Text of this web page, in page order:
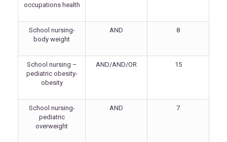
occupations health
School nursing-
body weight
AND 8
School nursing –
pediatric obesity-
obesity
AND/AND/OR 15
School nursing-
pediatric
overweight
AND 7